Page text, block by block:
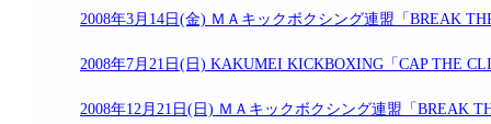
2008年3月14日(金) ＭＡキックボクシング連盟「BREAK
2008年7月21日(日) KAKUMEI KICKBOXING「CAP THE
2008年12月21日(日) ＭＡキックボクシング連盟「BREAK